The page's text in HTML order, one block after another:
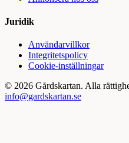
Juridik
Användarvillkor
Integritetspolicy
Cookie-inställningar
© 2026 Gårdskartan. Alla
info@gardskartan.se